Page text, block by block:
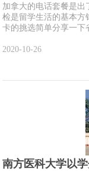
加拿大的电话套餐是
检是留学生活的基本方
卡的挑选简单分享一下
2020-10-26
南方医科大学以